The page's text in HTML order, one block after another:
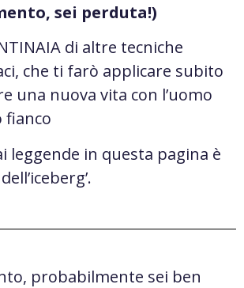
sei perduta!)
di altre tecniche
che ti farò applicare subito
una nuova vita con l’uomo
fianco
leggende in questa pagina è
probabilmente sei ben